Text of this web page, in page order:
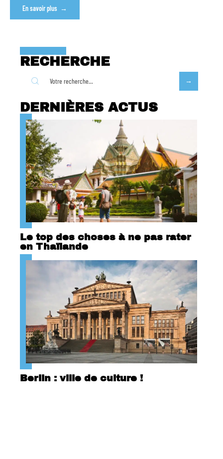
En savoir plus
RECHERCHE
DERNIÈRES ACTUS
Le top des choses à ne pas rater
en Thaïlande
Berlin : ville de culture !